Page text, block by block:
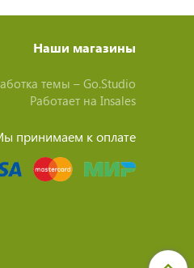
Наши магазины
темы – Go.Studio
Работает на Insales
принимаем к оплате